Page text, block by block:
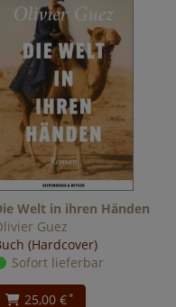
Welt in ihren Händen
Guez
(Hardcover)
Sofort lieferbar
25,00 €*